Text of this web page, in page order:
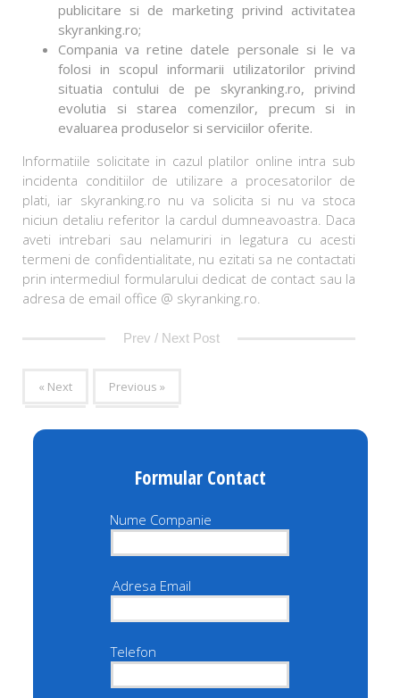
publicitare si de marketing privind activitatea
skyranking.ro;
Compania va retine datele personale si le va
folosi in scopul informarii utilizatorilor privind
situatia contului de pe skyranking.ro, privind
evolutia si starea comenzilor, precum si in
evaluarea produselor si serviciilor oferite.
Informatiile solicitate in cazul platilor online intra sub
incidenta conditiilor de utilizare a procesatorilor de
plati, iar skyranking.ro nu va solicita si nu va stoca
niciun detaliu referitor la cardul dumneavoastra. Daca
aveti intrebari sau nelamuriri in legatura cu acesti
termeni de confidentialitate, nu ezitati sa ne contactati
prin intermediul formularului dedicat de contact sau la
adresa de email office @ skyranking.ro.
Prev / Next Post
« Next Previous »
Formular Contact
Nume Companie
Adresa Email
Telefon